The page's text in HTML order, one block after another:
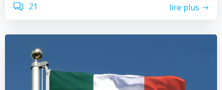
21 lire plus